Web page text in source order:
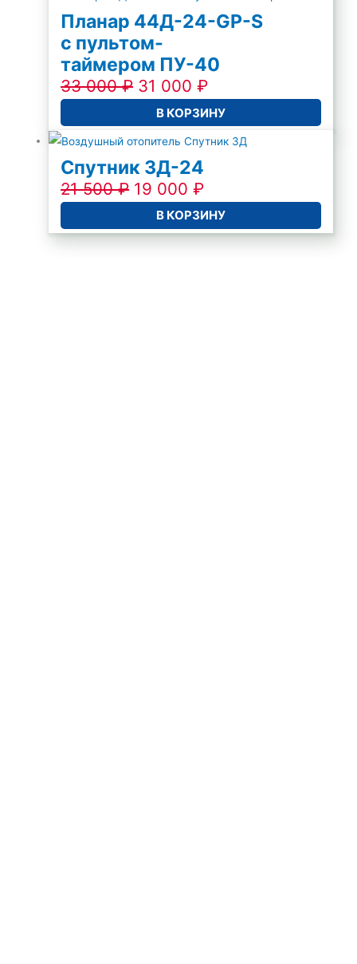
Планар 44Д-24-GP-S
с пультом-
таймером ПУ-40
33 000₽ 31 000₽
В КОРЗИНУ
Спутник 3Д-24
21 500₽ 19 000₽
В КОРЗИНУ